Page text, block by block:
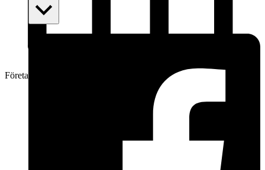
Företag